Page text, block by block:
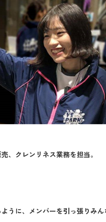
、クレンリネス業務を担当。
うに、メンバーを引っ張りみ